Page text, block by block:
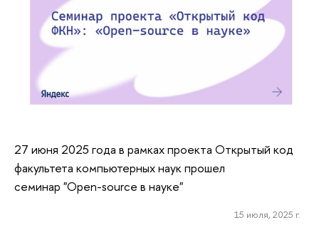
27 июня 2025 года в рамках проекта Открытый код
факультета компьютерных наук прошел
семинар "Open-source в науке"
15 июля, 2025 г.